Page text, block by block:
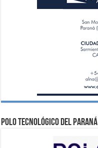
Polo Tecnológico del Paraná